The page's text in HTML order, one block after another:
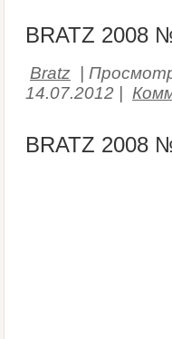
BRATZ 2008
Bratz
14.07.2012
BRATZ 2008